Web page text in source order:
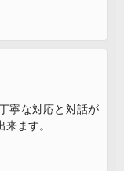
寧な対応と対話が
ます。